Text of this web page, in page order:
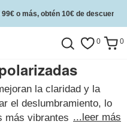
o más, obtén 10€ de descuento.
garantía de devolución del dinero.
0 0
la claridad y la
el deslumbramiento, lo
más vibrantes y detalles
...leer más